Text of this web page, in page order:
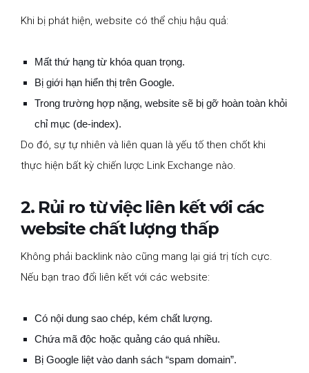
Khi bị phát hiện, website có thể chịu hậu quả:
Mất thứ hạng từ khóa quan trọng.
Bị giới hạn hiển thị trên Google.
Trong trường hợp nặng, website sẽ bị gỡ hoàn toàn khỏi
chỉ mục (de-index).
Do đó, sự tự nhiên và liên quan là yếu tố then chốt khi
thực hiện bất kỳ chiến lược Link Exchange nào.
2. Rủi ro từ việc liên kết với các
website chất lượng thấp
Không phải backlink nào cũng mang lại giá trị tích cực.
Nếu bạn trao đổi liên kết với các website:
Có nội dung sao chép, kém chất lượng.
Chứa mã độc hoặc quảng cáo quá nhiều.
Bị Google liệt vào danh sách “spam domain”.